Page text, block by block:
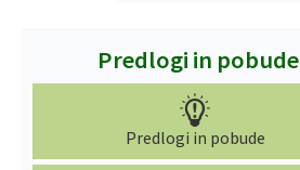
Predlogi in pobude
Predlogi in pobude